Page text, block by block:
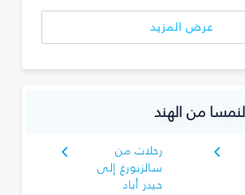
عرض المزيد
من الهند
رحلات من
سالزبورغ إلى
حيدر أباد